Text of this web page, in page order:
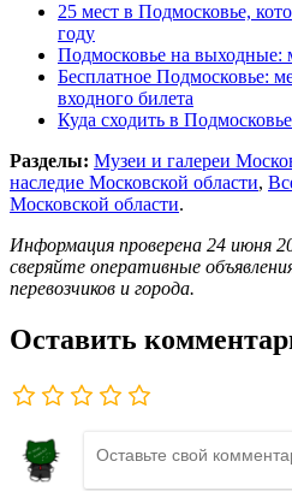
25 мест в Подмосковье,
году
Подмосковье на выходные:
Бесплатное Подмосковье:
входного билета
Куда сходить в
Разделы: Музеи и галереи
наследие Московской области,
Московской области.
Информация проверена 24 июня
сверяйте оперативные
перевозчиков и города.
Оставить